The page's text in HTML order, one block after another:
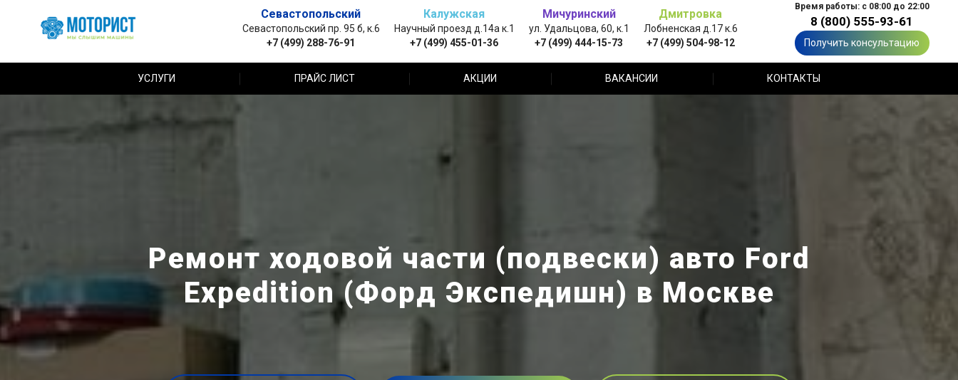
Севастопольский
Севастопольский пр. 95 б, к.6
+7 (499) 288-76-91
Калужская
Научный проезд д.14а к.1
+7 (499) 455-01-36
Мичуринский
ул. Удальцова, 60, к.1
+7 (499) 444-15-73
Дмитровка
Лобненская д.17 к.6
+7 (499) 504-98-12
Время работы: с 08:00 до 22:00
8 (800) 555-93-61
Получить консультацию
УСЛУГИ ПРАЙС ЛИСТ АКЦИИ ВАКАНСИИ КОНТАКТЫ
Ремонт ходовой части (подвески) авто Ford
Expedition (Форд Экспедишн) в Москве